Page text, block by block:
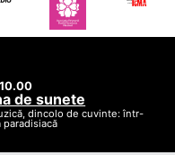
10.00
de sunete
dincolo de cuvinte: într-
paradisiacă